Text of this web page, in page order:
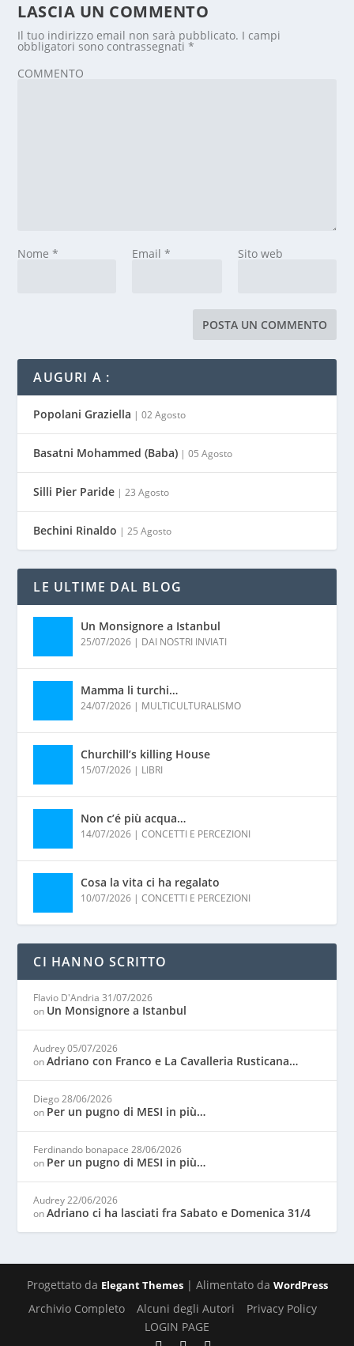
LASCIA UN COMMENTO
Il tuo indirizzo email non sarà pubblicato. I campi
obbligatori sono contrassegnati*
COMMENTO
Nome* Email * Sito web
AUGURI A :
Popolani Graziella | 02 Agosto
Basatni Mohammed (Baba) | 05 Agosto
Silli Pier Paride | 23 Agosto
Bechini Rinaldo | 25 Agosto
LE ULTIME DAL BLOG
Un Monsignore a Istanbul
25/07/2026 | DAI NOSTRI INVIATI
Mamma li turchi…
24/07/2026 | MULTICULTURALISMO
Churchill’s killing House
15/07/2026 | LIBRI
Non c’é più acqua…
14/07/2026 |CONCETTI E PERCEZIONI
Cosa la vita ci ha regalato
10/07/2026 |CONCETTI E PERCEZIONI
CI HANNO SCRITTO
Flavio D'Andria 31/07/2026
on Un Monsignore a Istanbul
Audrey 05/07/2026
onAdriano con Franco e La Cavalleria Rusticana…
Diego 28/06/2026
on Per un pugno di MESI in più…
Ferdinando bonapace 28/06/2026
on Per un pugno di MESI in più…
Audrey 22/06/2026
onAdriano ci ha lasciati fra Sabato e Domenica 31/4
Progettato da Elegant Themes| Alimentato da WordPress
Archivio Completo Alcuni degli Autori
Privacy Policy
LOGIN PAGE